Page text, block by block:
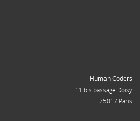
Human Coders
11 bis passage Doisy
75017 Paris